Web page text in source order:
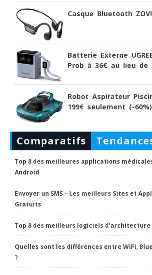
Casque Bluetooth
Batterie Externe
Prob à 36€ au lieu de
Robot Aspirateur
199€ seulement (-60%)
Comparatifs
Top 8 des meilleures applications
Android
Envoyer un SMS – Les meilleurs Sites et
Gratuits
Top 8 des meilleurs logiciels
Quelles sont les différences entre WiFi,
?